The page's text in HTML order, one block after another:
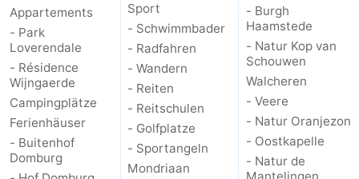
Appartements
- Park
Loverendale
- Résidence
Wijngaerde
Campingplätze
Ferienhäuser
- Buitenhof
Domburg
Sport
- Schwimmbader
- Radfahren
- Wandern
- Reiten
- Reitschulen
- Golfplatze
- Sportangeln
Mondriaan
- Burgh
Haamstede
- Natur Kop van
Schouwen
Walcheren
- Veere
- Natur Oranjezon
- Oostkapelle
- Natur de